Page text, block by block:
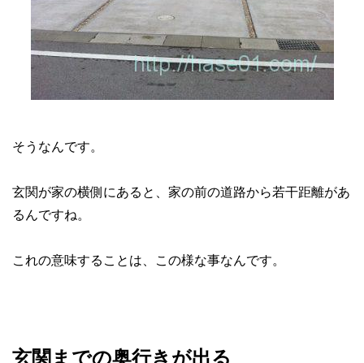
そうなんです。
玄関が家の横側にあると、家の前の道路から若干距離があ
るんですね。
これの意味することは、この様な事なんです。
玄関までの奥行きが出る